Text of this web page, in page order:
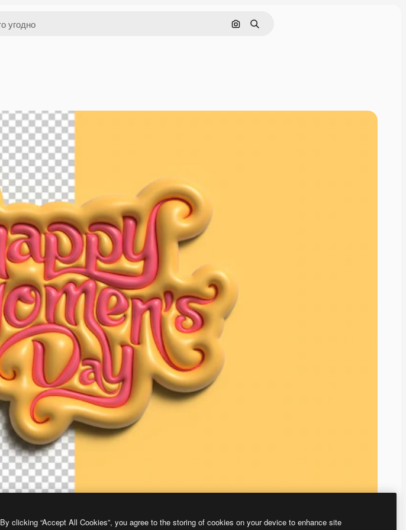
Поиск по изображению
Поиск
By clicking “Accept All Cookies”, you agree to the storing of cookies on your device to enhance site